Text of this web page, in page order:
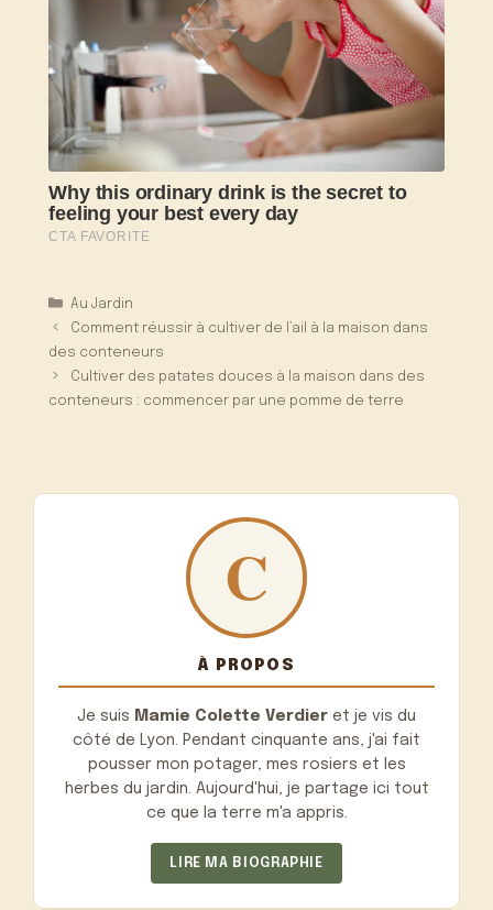
Catégories
Au Jardin
Comment réussir à cultiver de l’ail à la maison dans
des conteneurs
Cultiver des patates douces à la maison dans des
conteneurs : commencer par une pomme de terre
À PROPOS
Je suis Mamie Colette Verdier et je vis du
côté de Lyon. Pendant cinquante ans, j'ai fait
pousser mon potager, mes rosiers et les
herbes du jardin. Aujourd'hui, je partage ici tout
ce que la terre m'a appris.
LIRE MA BIOGRAPHIE